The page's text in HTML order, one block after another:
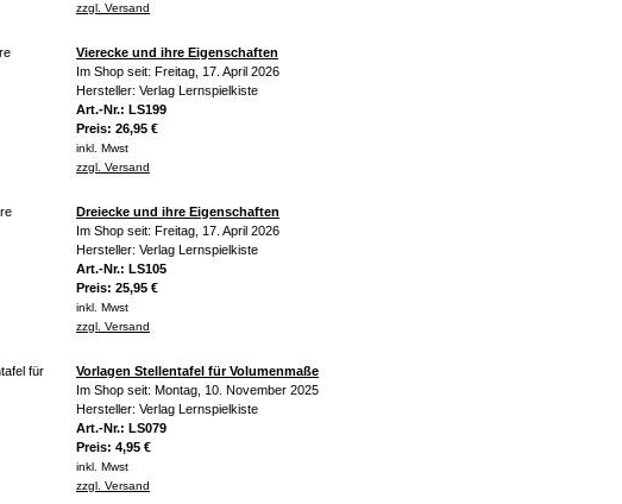
zzgl. Versand
Vierecke und ihre Eigenschaften
Im Shop seit: Freitag, 17. April 2026
Hersteller: Verlag Lernspielkiste
Art.-Nr.: LS199
Preis: 26,95 €
inkl. Mwst
zzgl. Versand
Dreiecke und ihre Eigenschaften
Im Shop seit: Freitag, 17. April 2026
Hersteller: Verlag Lernspielkiste
Art.-Nr.: LS105
Preis: 25,95 €
inkl. Mwst
zzgl. Versand
Vorlagen Stellentafel für Volumenmaße
Im Shop seit: Montag, 10. November 2025
Hersteller: Verlag Lernspielkiste
Art.-Nr.: LS079
Preis: 4,95 €
inkl. Mwst
zzgl. Versand